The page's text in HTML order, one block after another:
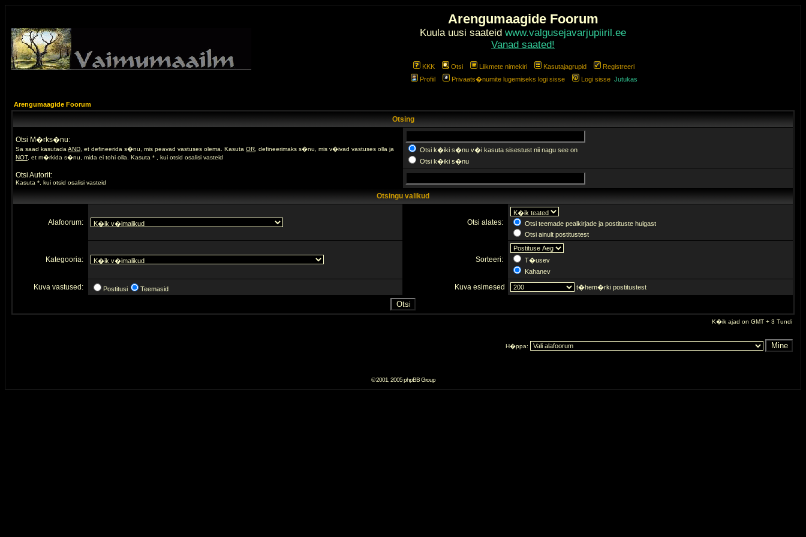
Arengumaagide Foorum
Kuula uusi saateid www.valgusejavarjupiiril.ee
Vanad saated!
KKK Otsi Liikmete nimekiri Kasutajagrupid
Registreeri
Profiil
Privaats�numite lugemiseks logi sisse Logi sisse Jutukas
Arengumaagide Foorum
Otsing
Otsi M�rks�nu:
Sa saad kasutada AND , et defineerida s�nu, mis peavad vastuses olema. Kasuta OR , defineerimaks s�nu, mis v�ivad vastuses olla ja
NOT, et m�rkida s�nu, mida ei tohi olla. Kasuta * , kui otsid osalisi vasteid
Otsi k�iki s�nu v�i kasuta sisestust nii nagu see on
Otsi k�iki s�nu
Otsi Autorit:
Kasuta *, kui otsid osalisi vasteid
Otsingu valikud
Alafoorum: Otsi alates:
Otsi teemade pealkirjade ja postituste hulgast
Otsi ainult postitustest
Kategooria: Sorteeri:
T�usev
Kahanev
Kuva vastused: Postitusi Teemasid Kuva esimesed t�hem�rki postitustest
K�ik ajad on GMT + 3 Tundi
H�ppa:
© 2001, 2005 phpBB Group